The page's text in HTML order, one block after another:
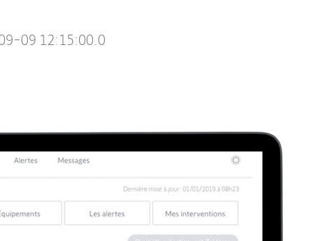
09 12:15:00.0